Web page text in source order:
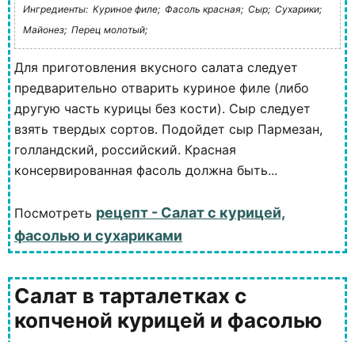
Ингредиенты: Куриное филе; Фасоль красная; Сыр; Сухарики;
Майонез; Перец молотый;
Для приготовления вкусного салата следует
предварительно отварить куриное филе (либо
другую часть курицы без кости). Сыр следует
взять твердых сортов. Подойдет сыр Пармезан,
голландский, российский. Красная
консервированная фасоль должна быть...
Посмотреть рецепт - Салат с курицей,
фасолью и сухариками
Салат в тарталетках с
копченой курицей и фасолью